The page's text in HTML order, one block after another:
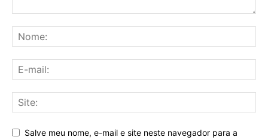
Salve meu nome, e-mail e site neste navegador para a